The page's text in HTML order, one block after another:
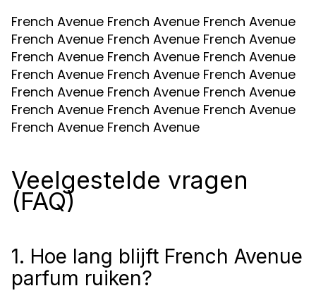
French Avenue French Avenue French Avenue
French Avenue French Avenue French Avenue
French Avenue French Avenue French Avenue
French Avenue French Avenue French Avenue
French Avenue French Avenue French Avenue
French Avenue French Avenue French Avenue
French Avenue French Avenue
Veelgestelde vragen
(FAQ)
1. Hoe lang blijft French Avenue
parfum ruiken?